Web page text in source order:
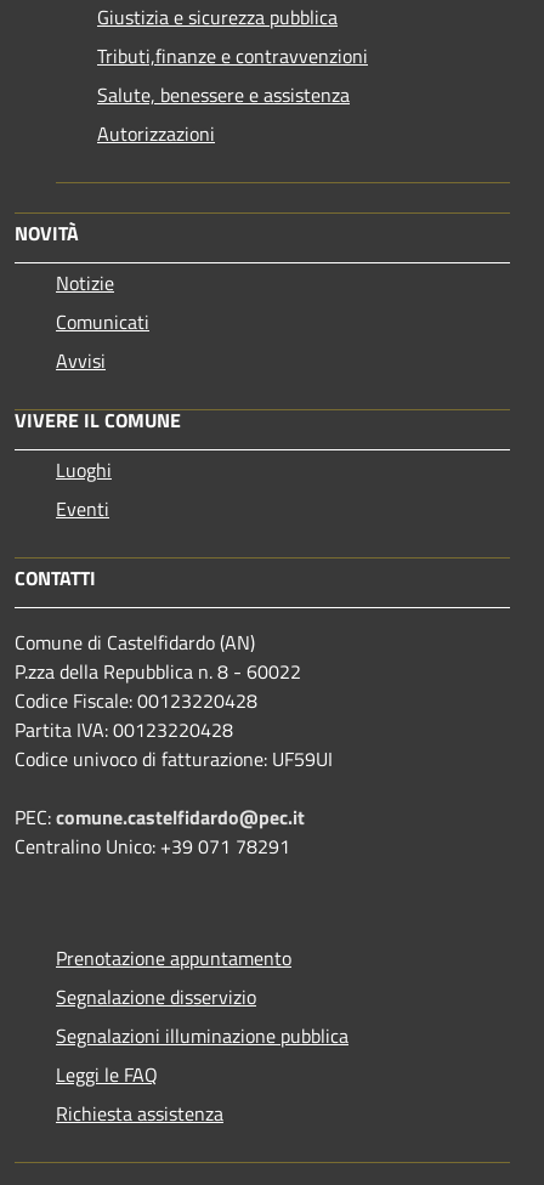
Giustizia e sicurezza pubblica
Tributi,finanze e contravvenzioni
Salute, benessere e assistenza
Autorizzazioni
NOVITÀ
Notizie
Comunicati
Avvisi
VIVERE IL COMUNE
Luoghi
Eventi
CONTATTI
Comune di Castelfidardo (AN)
P.zza della Repubblica n. 8 - 60022
Codice Fiscale: 00123220428
Partita IVA: 00123220428
Codice univoco di fatturazione: UF59UI
PEC:comune.castelfidardo@pec.it
Centralino Unico: +39 071 78291
Prenotazione appuntamento
Segnalazione disservizio
Segnalazioni illuminazione pubblica
Leggi le FAQ
Richiesta assistenza